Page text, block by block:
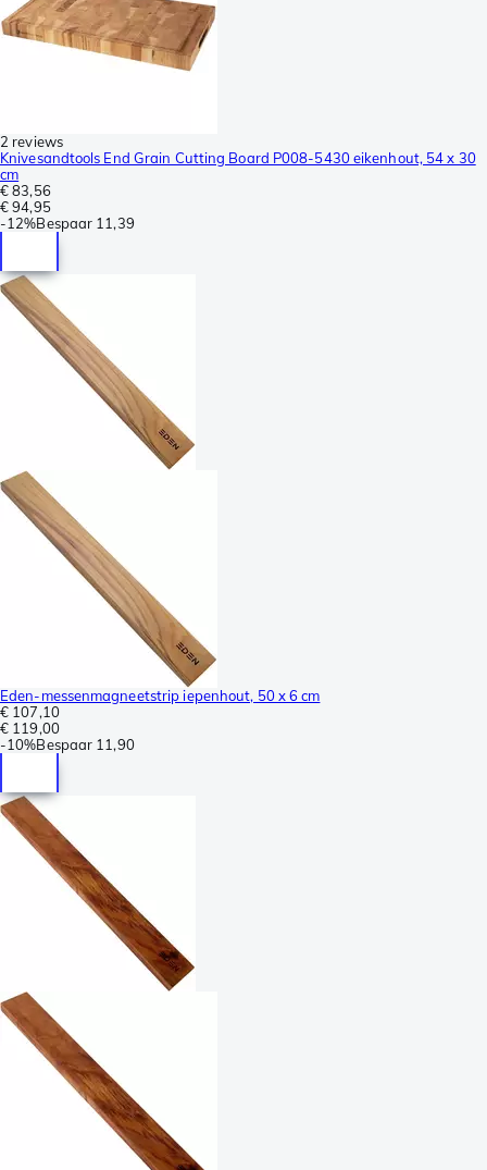
2 reviews
Knivesandtools End Grain Cutting Board P008-5430 eikenhout, 54 x 30
cm
€ 83,56
€ 94,95
-12%Bespaar 11,39
Eden-messenmagneetstrip iepenhout, 50 x 6 cm
€ 107,10
€ 119,00
-10%Bespaar 11,90